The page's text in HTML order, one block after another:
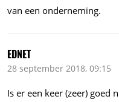
van een onderneming.
EDNET
28 september 2018, 09:15
Is er een keer (zeer) goed